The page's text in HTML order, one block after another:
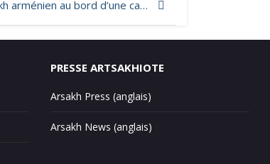
Le Point : Le Karabakh arménien au bord d’une catastrophe humanitaire
PRESSE ARTSAKHIOTE
Arsakh Press (anglais)
Arsakh News (anglais)